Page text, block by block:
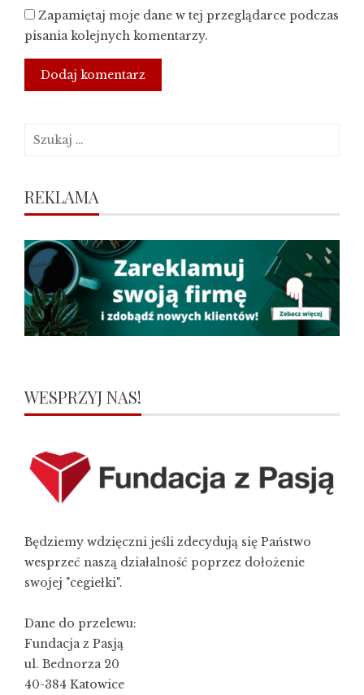
Zapamiętaj moje dane w tej przeglądarce podczas
pisania kolejnych komentarzy.
Szukaj:
REKLAMA
WESPRZYJ NAS!
Będziemy wdzięczni jeśli zdecydują się Państwo
wesprzeć naszą działalność poprzez dołożenie
swojej "cegiełki".
Dane do przelewu:
Fundacja z Pasją
ul. Bednorza 20
40-384 Katowice